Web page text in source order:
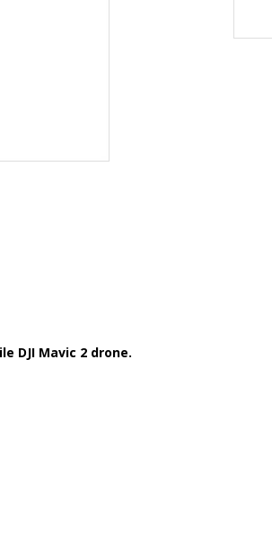
DJI Mavic 2 drone.